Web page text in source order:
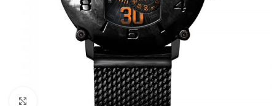
クリックして拡大